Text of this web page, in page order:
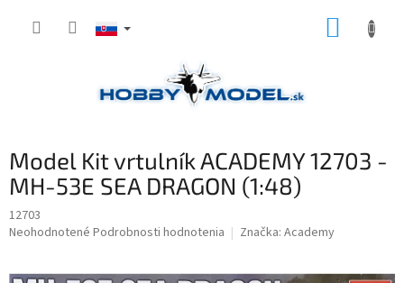
Model Kit vrtulník ACADEMY 12703 -
MH-53E SEA DRAGON (1:48)
12703
Priemerné
Neohodnotené Podrobnosti hodnotenia Značka: Academy